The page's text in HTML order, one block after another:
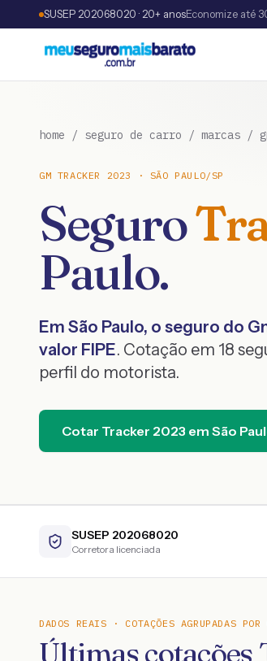
SUSEP 202068020 · 20+ anosEconomize até
home / seguro de carro / marcas /
GM TRACKER 2023 · SÃO PAULO/SP
Seguro
Paulo.
Em São Paulo, o seguro do
valor FIPE. Cotação em 18
perfil do motorista.
Cotar Tracker 2023 em São
SUSEP 202068020
Corretora licenciada
DADOS REAIS · COTAÇÕES AGRUPADAS POR
Últimas cotações